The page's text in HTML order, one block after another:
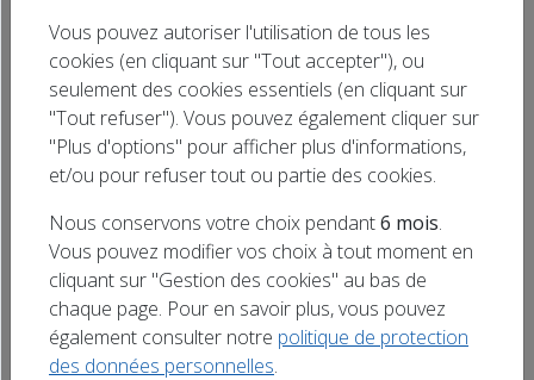
Vous pouvez autoriser l'utilisation de tous les
cookies (en cliquant sur "Tout accepter"), ou
seulement des cookies essentiels (en cliquant sur
"Tout refuser"). Vous pouvez également cliquer sur
"Plus d'options" pour afficher plus d'informations,
et/ou pour refuser tout ou partie des cookies.
Nous conservons votre choix pendant6 mois.
Vous pouvez modifier vos choix à tout moment en
cliquant sur "Gestion des cookies" au bas de
chaque page. Pour en savoir plus, vous pouvez
également consulter notre politique de protection
des données personnelles.
Tous Doubs (25)
Haute-Marne (52)
Meurthe-et-Moselle (54) Bas-Rhin (67)
Haut-Rhin (68)
Aujourd'hui